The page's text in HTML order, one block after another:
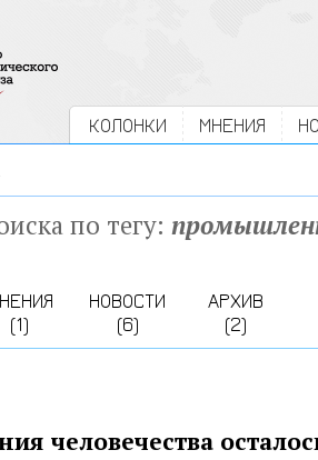
КОЛОНКИ МНЕНИЯ
по тегу:
(1)
НОВОСТИ
(6)
АРХИВ
(2)
человечества